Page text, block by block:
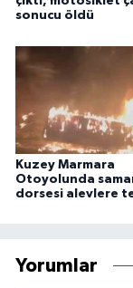
sonucu öldü
Kuzey Marmara
Otoyolunda
dorsesi alevlere
Yorumlar